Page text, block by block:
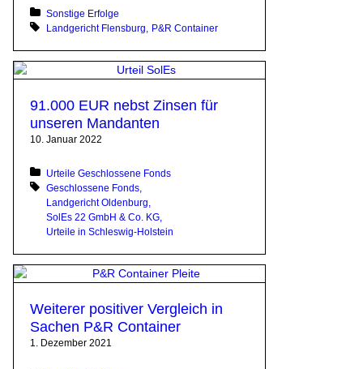
Posted in:
Sonstige Erfolge
Tagged with:
Landgericht Flensburg P&R Container
91.000 EUR nebst Zinsen für
unseren Mandanten
10. Januar 2022
Posted in:
Urteile Geschlossene Fonds
Tagged with:
Geschlossene Fonds
Landgericht Oldenburg
SolEs 22 GmbH & Co. KG
Urteile in Schleswig-Holstein
Weiterer positiver Vergleich in
Sachen P&R Container
1. Dezember 2021